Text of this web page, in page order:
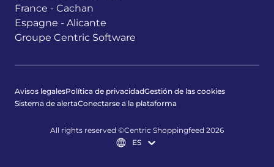
France - Cachan
Espagne - Alicante
Groupe Centric Software
Avisos legalesPolítica de privacidadGestión de las cookies
Sistema de alertaConectarse a la plataforma
All rights reserved ©Centric Shoppingfeed 2026
ES